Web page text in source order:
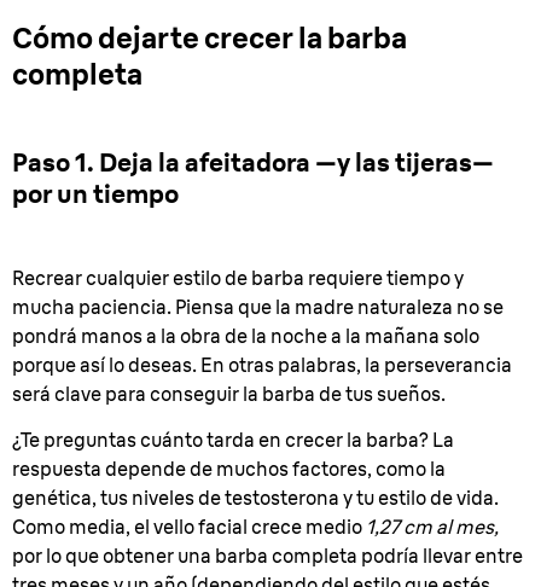
Cómo dejarte crecer la barba
completa
Paso 1. Deja la afeitadora —y las tijeras—
por un tiempo
Recrear cualquier estilo de barba requiere tiempo y
mucha paciencia. Piensa que la madre naturaleza no se
pondrá manos a la obra de la noche a la mañana solo
porque así lo deseas. En otras palabras, la perseverancia
será clave para conseguir la barba de tus sueños.
¿Te preguntas cuánto tarda en crecer la barba? La
respuesta depende de muchos factores, como la
genética, tus niveles de testosterona y tu estilo de vida.
Como media, el vello facial crece medio 1,27 cm al mes,
por lo que obtener una barba completa podría llevar entre